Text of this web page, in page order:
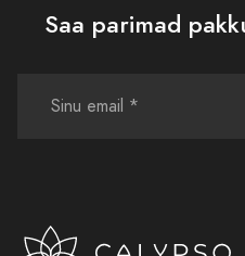
Saa parimad